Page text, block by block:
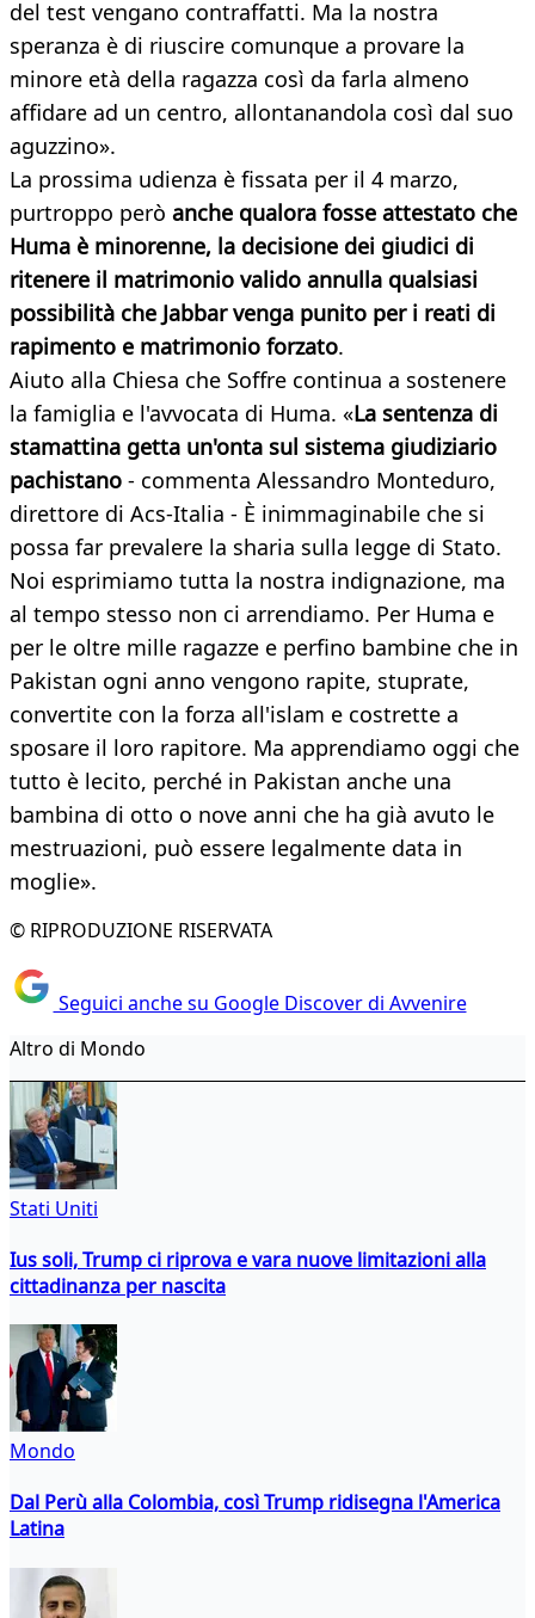
del test vengano contraffatti. Ma la nostra
speranza è di riuscire comunque a provare la
minore età della ragazza così da farla almeno
affidare ad un centro, allontanandola così dal suo
aguzzino».
La prossima udienza è fissata per il 4 marzo,
purtroppo però anche qualora fosse attestato che
Huma è minorenne, la decisione dei giudici di
ritenere il matrimonio valido annulla qualsiasi
possibilità che Jabbar venga punito per i reati di
rapimento e matrimonio forzato.
Aiuto alla Chiesa che Soffre continua a sostenere
la famiglia e l'avvocata di Huma. «La sentenza di
stamattina getta un'onta sul sistema giudiziario
pachistano - commenta Alessandro Monteduro,
direttore di Acs-Italia - È inimmaginabile che si
possa far prevalere la sharia sulla legge di Stato.
Noi esprimiamo tutta la nostra indignazione, ma
al tempo stesso non ci arrendiamo. Per Huma e
per le oltre mille ragazze e perfino bambine che in
Pakistan ogni anno vengono rapite, stuprate,
convertite con la forza all'islam e costrette a
sposare il loro rapitore. Ma apprendiamo oggi che
tutto è lecito, perché in Pakistan anche una
bambina di otto o nove anni che ha già avuto le
mestruazioni, può essere legalmente data in
moglie».
© RIPRODUZIONE RISERVATA
Seguici anche su Google Discover di Avvenire
Altro di Mondo
Stati Uniti
Ius soli, Trump ci riprova e vara nuove limitazioni alla
cittadinanza per nascita
Mondo
Dal Perù alla Colombia, così Trump ridisegna l'America
Latina